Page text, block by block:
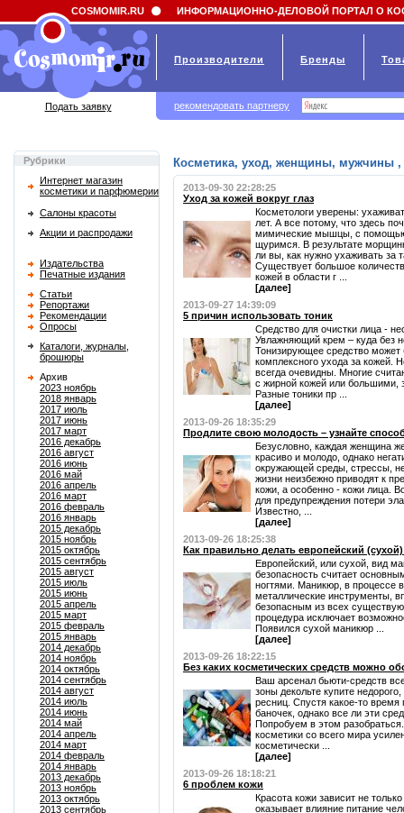
Field 'news_title' doesn't have a default value
Рубрики
Интернет магазин
косметики и парфюмерии
Салоны красоты
Акции и распродажи
Издательства
Печатные издания
Статьи
Репортажи
Рекомендации
Опросы
Каталоги, журналы,
брошюры
Архив
2023 ноябрь
2018 январь
2017 июль
2017 июнь
2017 март
2016 декабрь
2016 август
2016 июнь
2016 май
2016 апрель
2016 март
2016 февраль
2016 январь
2015 декабрь
2015 ноябрь
2015 октябрь
2015 сентябрь
2015 август
2015 июль
2015 июнь
2015 апрель
2015 март
2015 февраль
2015 январь
2014 декабрь
2014 ноябрь
2014 октябрь
2014 сентябрь
2014 август
2014 июль
2014 июнь
2014 май
2014 апрель
2014 март
2014 февраль
2014 январь
2013 декабрь
2013 ноябрь
2013 октябрь
2013 сентябрь
Косметика, уход, женщины, мужчины ,
2013-09-30 22:28:25
Уход за кожей вокруг глаз
Косметологи уверены:
лет. А все потому, что здесь
мимические мышцы, с
щуримся. В результате
ли вы, как нужно ухаживать за
Существует большое
кожей в области г ...
[далее]
2013-09-27 14:39:09
5 причин использовать тоник
Средство для очистки лица -
Увлажняющий крем – куда без
Тонизирующее средство
комплексного ухода за кожей.
всегда очевидны. Многие
с жирной кожей или большими,
Разные тоники пр ...
[далее]
2013-09-26 18:35:29
Продлите свою молодость – узнайте
Безусловно, каждая женщина
красиво и молодо, однако
окружающей среды, стрессы,
жизни неизбежно приводят к
кожи, а особенно - кожи лица.
для предупреждения потери
Известно, ...
[далее]
2013-09-26 18:25:38
Как правильно делать европейский
Европейский, или сухой, вид
безопасность считает
ногтями. Маникюр, в процессе
металлические инструменты,
безопасным из всех
процедура исключает
Появился сухой маникюр ...
[далее]
2013-09-26 18:22:15
Без каких косметических средств можно
Ваш арсенал бьюти-средств
зоны декольте купите
ресниц. Спустя какое-то время
баночек, однако все ли эти
Попробуем в этом
косметики со всего мира
косметически ...
[далее]
2013-09-26 18:18:21
6 проблем кожи
Красота кожи зависит не
оказывает влияние питание
COSMOMIR.RU ИНФОРМАЦИОННО-ДЕЛОВОЙ ПОРТАЛ О
Производители Бренды
Подать заявку рекомендовать партнеру